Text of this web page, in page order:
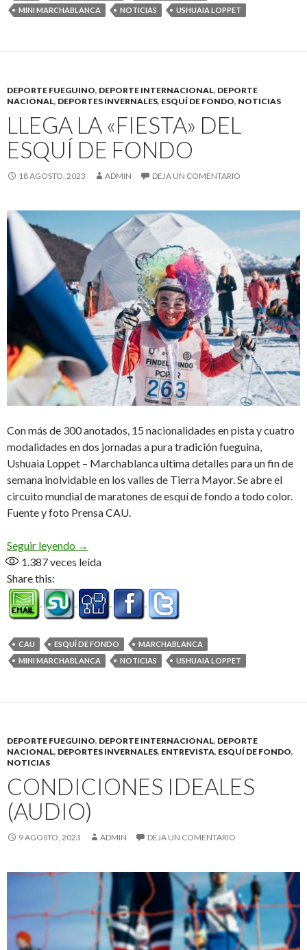
MINI MARCHABLANCA
NOTICIAS USHUAIA LOPPET
DEPORTE FUEGUINO, DEPORTE INTERNACIONAL, DEPORTE
NACIONAL, DEPORTES INVERNALES, ESQUÍ DE FONDO, NOTICIAS
LLEGA LA «FIESTA» DEL
ESQUÍ DE FONDO
18 AGOSTO, 2023 ADMIN DEJA UN COMENTARIO
Con más de 300 anotados, 15 nacionalidades en pista y cuatro
modalidades en dos jornadas a pura tradición fueguina,
Ushuaia Loppet – Marchablanca ultima detalles para un fin de
semana inolvidable en los valles de Tierra Mayor. Se abre el
circuito mundial de maratones de esquí de fondo a todo color.
Fuente y foto Prensa CAU.
Seguir leyendo Llega la «Fiesta» del Esquí de Fondo
→
1.387veces leída
Share this:
CAU ESQUÍ DE FONDO
MARCHABLANCA
MINI MARCHABLANCA
NOTICIAS USHUAIA LOPPET
DEPORTE FUEGUINO, DEPORTE INTERNACIONAL, DEPORTE
NACIONAL, DEPORTES INVERNALES, ENTREVISTA, ESQUÍ DE FONDO,
NOTICIAS
CONDICIONES IDEALES
(AUDIO)
9 AGOSTO, 2023 ADMIN DEJA UN COMENTARIO